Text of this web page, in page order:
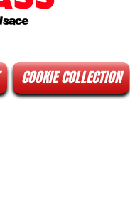
COOKIE COLLECTION